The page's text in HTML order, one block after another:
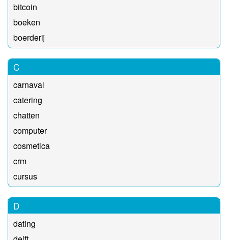
bitcoin
boeken
boerderij
C
carnaval
catering
chatten
computer
cosmetica
crm
cursus
D
dating